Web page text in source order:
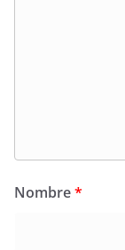
Nombre*